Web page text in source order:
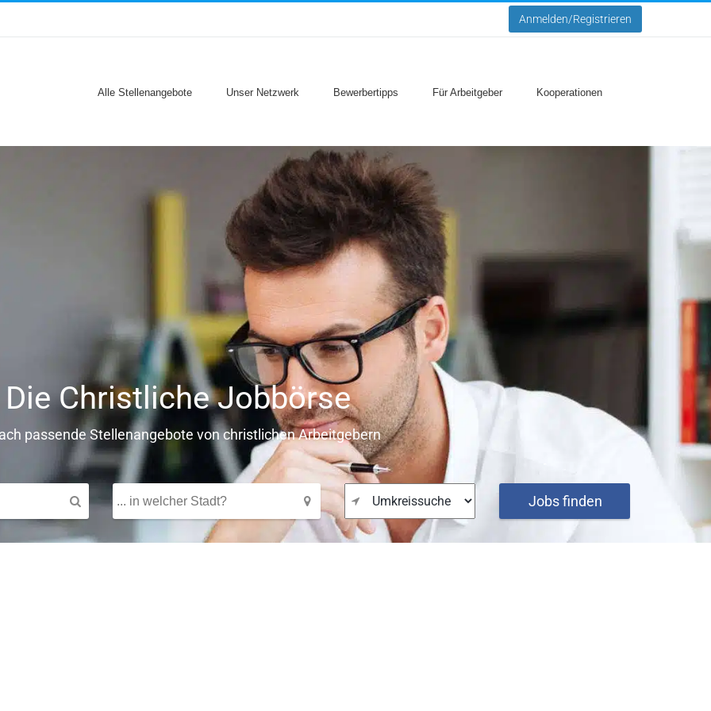
Anmelden/Registrieren
Alle Stellenangebote Unser Netzwerk Bewerbertipps Für Arbeitgeber Kooperationen
Die Christliche Jobbörse
passende Stellenangebote von christlichen Arbeitgebern
Jobs finden